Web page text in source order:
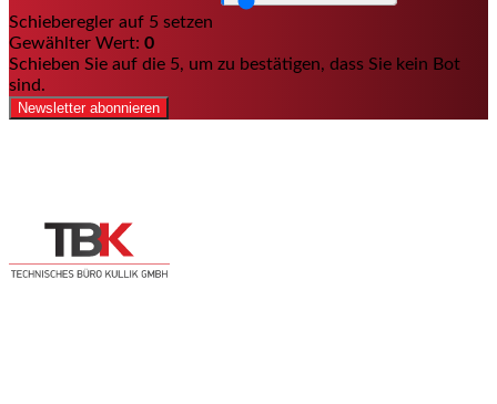
Schieberegler auf 5 setzen
Gewählter Wert: 0
Schieben Sie auf die 5, um zu bestätigen, dass Sie kein Bot
sind.
Newsletter abonnieren